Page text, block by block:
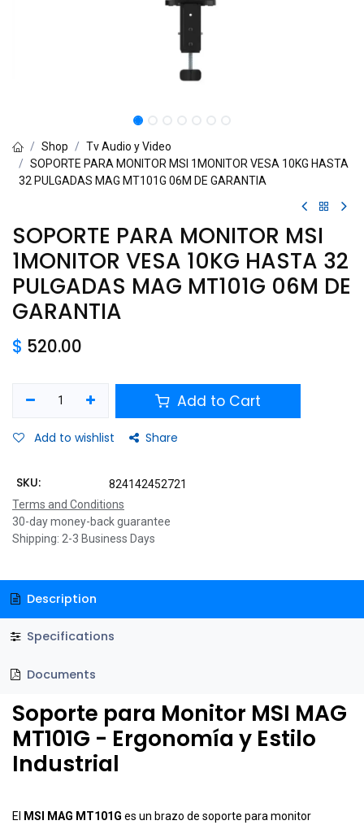
Shop
Tv Audio y Video
SOPORTE PARA MONITOR MSI 1MONITOR VESA 10KG HASTA
32 PULGADAS MAG MT101G 06M DE GARANTIA
SOPORTE PARA MONITOR MSI
1MONITOR VESA 10KG HASTA 32
PULGADAS MAG MT101G 06M DE
GARANTIA
$ 520.00
Add to Cart
Add to wishlist Share
SKU:
824142452721
Terms and Conditions
30-day money-back guarantee
Shipping: 2-3 Business Days
Description
Specifications
Documents
Soporte para Monitor MSI MAG
MT101G - Ergonomía y Estilo
Industrial
El MSI MAG MT101G es un brazo de soporte para monitor